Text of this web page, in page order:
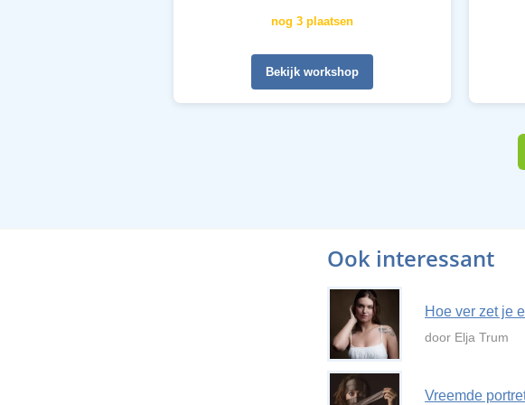
nog 3 plaatsen
Bekijk workshop
Ook interessant
Hoe ver zet je
door Elja Trum
Vreemde